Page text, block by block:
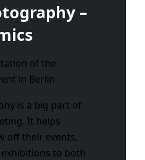
–
of the
in Berlin
is a big part of
It helps
off their events,
to both